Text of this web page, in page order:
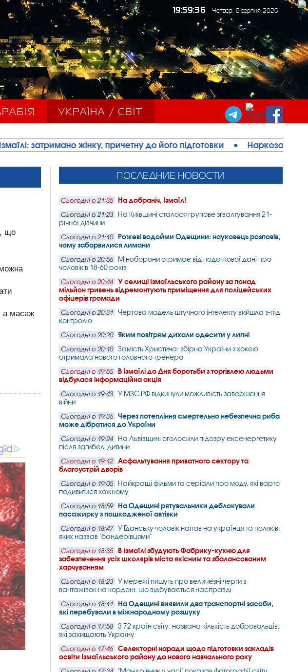
19:59:38 Четвер, 6 серпня 2026
УКРАЇНА / СВІТ
причетну до його підготовки • Наркозалежний житель Ізмаїла
що
а масаж
ПОСЛЕДНИЕ НОВОСТИ
Сьогодні о 21:35 На добраніч, Ізмаїл!
Сьогодні о 21:23
На Київщині сталося групове зґвалтування 21-
річної дівчини
Сьогодні о 21:10
Рожеві водойми Одещини: науковець розповів,
чому забарвилися лимани
Сьогодні о 20:56
Міноборони отримає від податкової дані про
чоловіків 18-60 років
Сьогодні о 20:44
У селищі Ізмаїльського району за понад
мільйон гривень відремонтують приміщення для поліцейських
офіцерів громади
Сьогодні о 20:31
Чергова модель штучного інтелекту вийшла з-під
контролю
Сьогодні о 20:20 Яким повітрям дихали одесити у липні
Сьогодні о 20:10
Замість Христича: збірна України з хокею
отримала нового головного тренера
Сьогодні о 19:55
В Ізмаїлі до Дня боротьби з торгівлею людьми
відбулася інформаційна акція
Сьогодні о 19:43
У МЗС РФ відкинули можливість завершення
війни
Сьогодні о 19:36
Через потепління смертельно небезпечна риба
може дібратися до України
Сьогодні о 19:24
На Львівщині оголосили підозру ексенергетику
після загибелі дитини
Сьогодні о 19:12
Асфальтування приватного сектору та
благоустрій дворів
Сьогодні о 19:05
Найкращі фільми та серіали про моду, які варто
подивитися кожному
Сьогодні о 18:59
На Одещині рятувальники деблокували
пасажирку з пошкодженої автівки
Сьогодні о 18:47
У Гданську чоловік напав на українця та поляків,
яких назвав "бандерівцями"
Сьогодні о 18:35
В Ізмаїлі збудують Фабрику-кухню для
забезпечення усіх школярів міста якісним та збалансованим
харчуванням
Сьогодні о 18:23
У мережі пишуть про величезні черги з
вантажівок на кордоні: що відбувається насправді
Сьогодні о 18:11
На Одещині виявили два транспортні засоби,
які перебували в міжнародному розшуку
Сьогодні о 17:58
З 72 країн світу: названа кількість добровольців,
які захищають Україну
Сьогодні о 17:46
Селекторні наради щодо підготовки закладів
освіти Ізмаїльського району до нового навчального року